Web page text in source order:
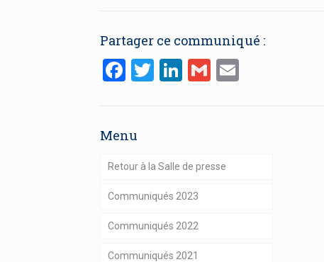
Partager ce communiqué :
Facebook
Twitter
LinkedIn
GmailEmail
Menu
Retour à la Salle de presse
Communiqués 2023
Communiqués 2022
Communiqués 2021